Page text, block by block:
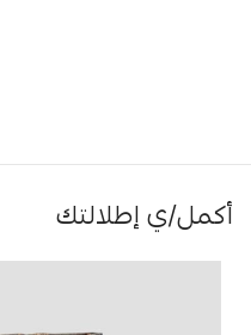
أكمل/ي إطلالتك